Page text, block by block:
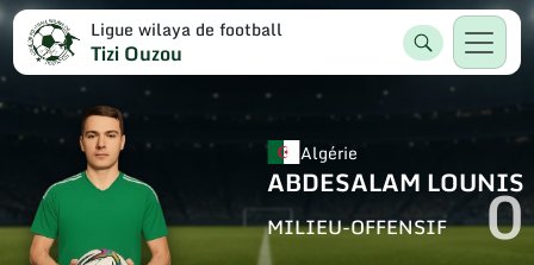
Ligue wilaya de football
Tizi Ouzou
Algérie
ABDESALAM LOUNIS
MILIEU-OFFENSIF 0